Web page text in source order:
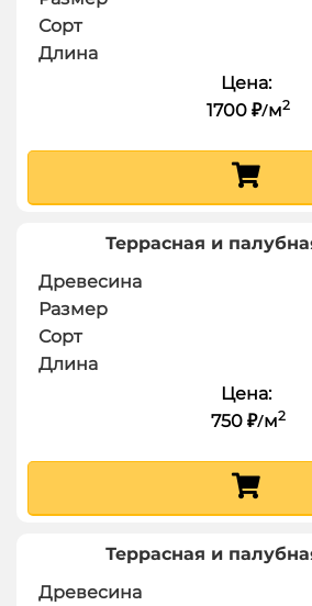
Сорт
Длина
Цена:
1700 ₽/м2
Террасная и
Древесина
Размер
Сорт
Длина
Цена:
750 ₽/м2
Террасная и
Древесина